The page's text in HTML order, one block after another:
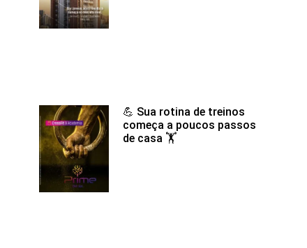
💪 Sua rotina de treinos
começa a poucos passos
de casa 🏋️